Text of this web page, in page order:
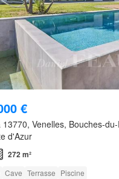
€
13770, Venelles, Bouches-
d'Azur
272 m²
Cave Terrasse Piscine